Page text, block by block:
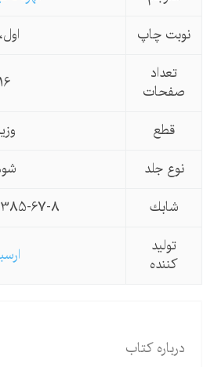
نوبت چاپ
اول، 99
تعداد
صفحات
قطع
وزیری
نوع جلد
شومیز
شابك
7385-67-8
تولید
كننده
ارسباران
دربارهکتاب